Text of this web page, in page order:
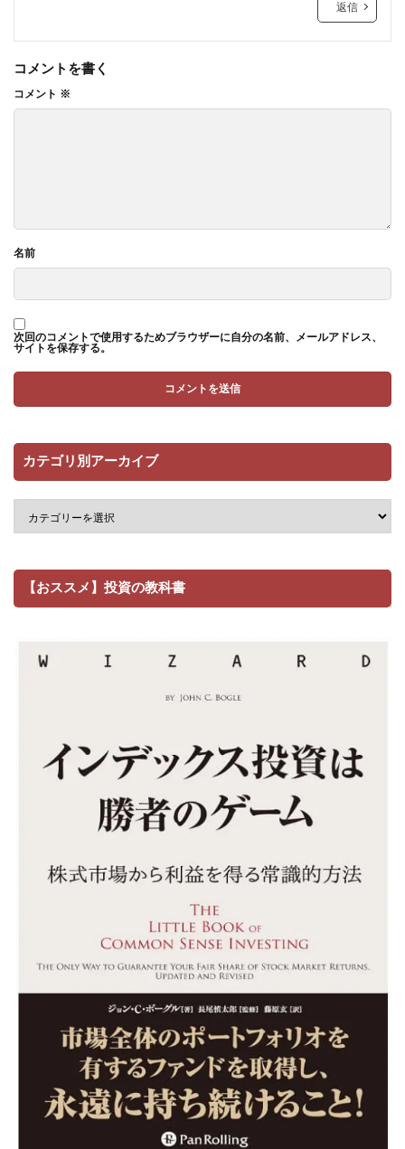
返信
コメントを書く
コメント ※
名前
次回のコメントで使用するためブラウザーに自分の名前、メールアドレス、
サイトを保存する。
カテゴリ別アーカイブ
【おススメ】投資の教科書